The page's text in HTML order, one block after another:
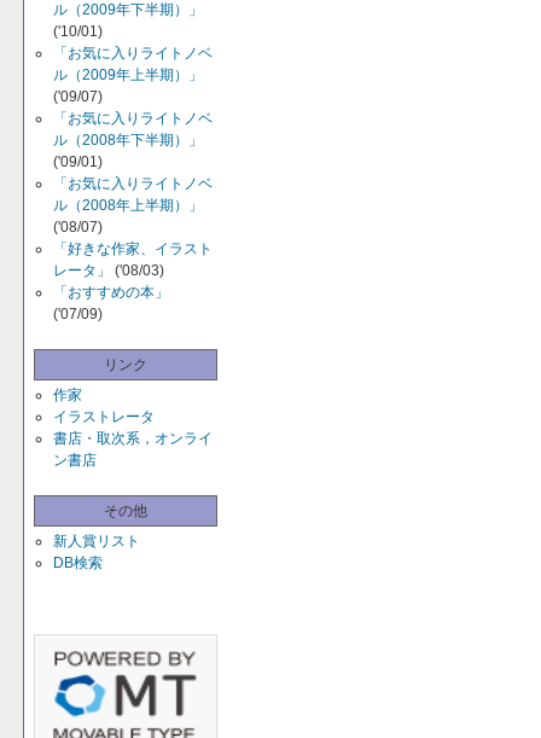
ル（2009年下半期）」
('10/01)
「お気に入りライトノベ
ル（2009年上半期）」
('09/07)
「お気に入りライトノベ
ル（2008年下半期）」
('09/01)
「お気に入りライトノベ
ル（2008年上半期）」
('08/07)
「好きな作家、イラスト
レータ」
('08/03)
「おすすめの本」
('07/09)
リンク
作家
イラストレータ
書店・取次系，オンライ
ン書店
その他
新人賞リスト
DB検索